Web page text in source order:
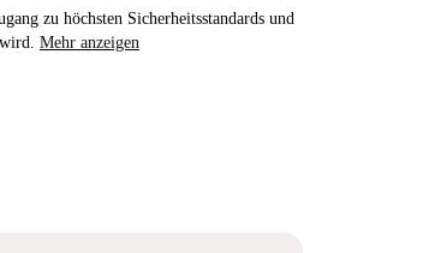
zu höchsten Sicherheitsstandards und
Mehr anzeigen